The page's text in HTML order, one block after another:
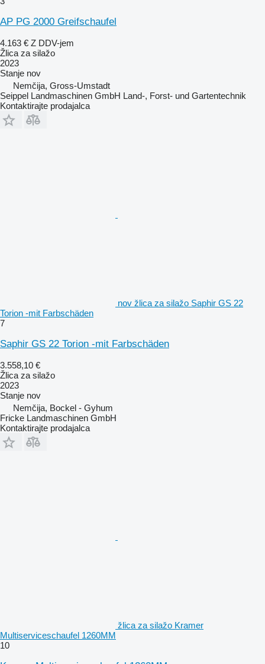
AP PG 2000 Greifschaufel
4.163 € Z DDV-jem
Žlica za silažo
2023
Stanje nov
Nemčija, Gross-Umstadt
Seippel Landmaschinen GmbH Land-, Forst- und Gartentechnik
Kontaktirajte prodajalca
nov žlica za silažo Saphir GS 22
Torion -mit Farbschäden
7
Saphir GS 22 Torion -mit Farbschäden
3.558,10 €
Žlica za silažo
2023
Stanje nov
Nemčija, Bockel - Gyhum
Fricke Landmaschinen GmbH
Kontaktirajte prodajalca
žlica za silažo Kramer
Multiserviceschaufel 1260MM
10